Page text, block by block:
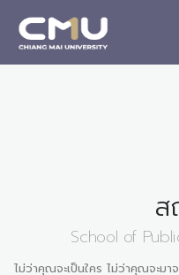
ส
School of
ไม่ว่าคุณจะเป็นใคร ไม่ว่าคุณจะม